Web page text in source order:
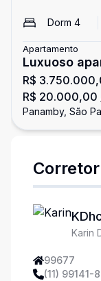
Dorm 4
Apartamento
Luxuoso
Morumbi
R$
R$ 20.000,00
Panamby, São
Corretor
Karin
99677
(11) 99141-